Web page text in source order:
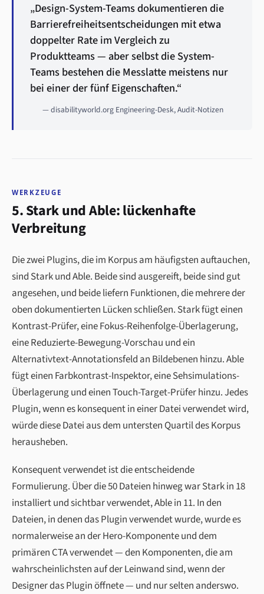
„Design-System-Teams dokumentieren die
Barrierefreiheitsentscheidungen mit etwa
doppelter Rate im Vergleich zu
Produktteams — aber selbst die System-
Teams bestehen die Messlatte meistens nur
bei einer der fünf Eigenschaften.“
— disabilityworld.org Engineering-Desk, Audit-Notizen
WERKZEUGE
5. Stark und Able: lückenhafte
Verbreitung
Die zwei Plugins, die im Korpus am häufigsten auftauchen,
sind Stark und Able. Beide sind ausgereift, beide sind gut
angesehen, und beide liefern Funktionen, die mehrere der
oben dokumentierten Lücken schließen. Stark fügt einen
Kontrast-Prüfer, eine Fokus-Reihenfolge-Überlagerung,
eine Reduzierte-Bewegung-Vorschau und ein
Alternativtext-Annotationsfeld an Bildebenen hinzu. Able
fügt einen Farbkontrast-Inspektor, eine Sehsimulations-
Überlagerung und einen Touch-Target-Prüfer hinzu. Jedes
Plugin, wenn es konsequent in einer Datei verwendet wird,
würde diese Datei aus dem untersten Quartil des Korpus
herausheben.
Konsequent verwendet ist die entscheidende
Formulierung. Über die 50 Dateien hinweg war Stark in 18
installiert und sichtbar verwendet, Able in 11. In den
Dateien, in denen das Plugin verwendet wurde, wurde es
normalerweise an der Hero-Komponente und dem
primären CTA verwendet — den Komponenten, die am
wahrscheinlichsten auf der Leinwand sind, wenn der
Designer das Plugin öffnete — und nur selten anderswo.